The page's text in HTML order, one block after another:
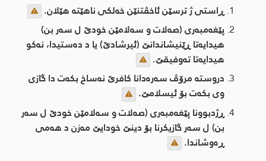
ڕاستی ژ ترسێن ئاخڤتنێن خه‌لكی ناهێته‌ هێلان.
پێغه‌مبه‌ری (صه‌لات و سه‌لامێن خودێ ل سه‌ر بن)
هیدایه‌تا ڕێنیشاندانێ (ئیرشادێ) یا د ده‌ستیدا، نه‌كو
هیدایه‌تا ته‌وفیقێ.
دروسته‌ مرۆڤ سه‌ره‌دانا كافرێ نه‌ساخ بکەت دا گازی
وی بكه‌ت بۆ ئیسلامێ.
ڕژدبوونا پێغه‌مبه‌ری (صه‌لات و سه‌لامێن خودێ ل سه‌ر
بن) ل سه‌ر گازیكرنا بۆ دینێ خودایێ مه‌زن د هه‌می
ڕه‌وشاندا.